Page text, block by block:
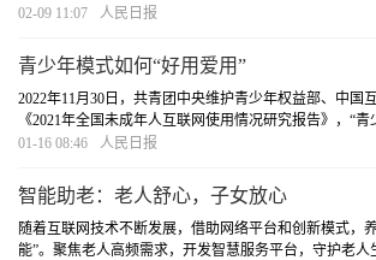
02-09 11:07
人民日报
青少年模式如何“好用爱用”
2022年11月30日，共青团中央维护青少年权益部、中国
《2021年全国未成年人互联网使用情况研究报告》，“青
题受到社会广泛关注。报告显示，有91.6%的家长知道青
01-16 08:46 人民日报
智能助老：老人舒心，子女放心
随着互联网技术不断发展，借助网络平台和创新模式，
能”。聚焦老人高频需求，开发智慧服务平台，守护老人